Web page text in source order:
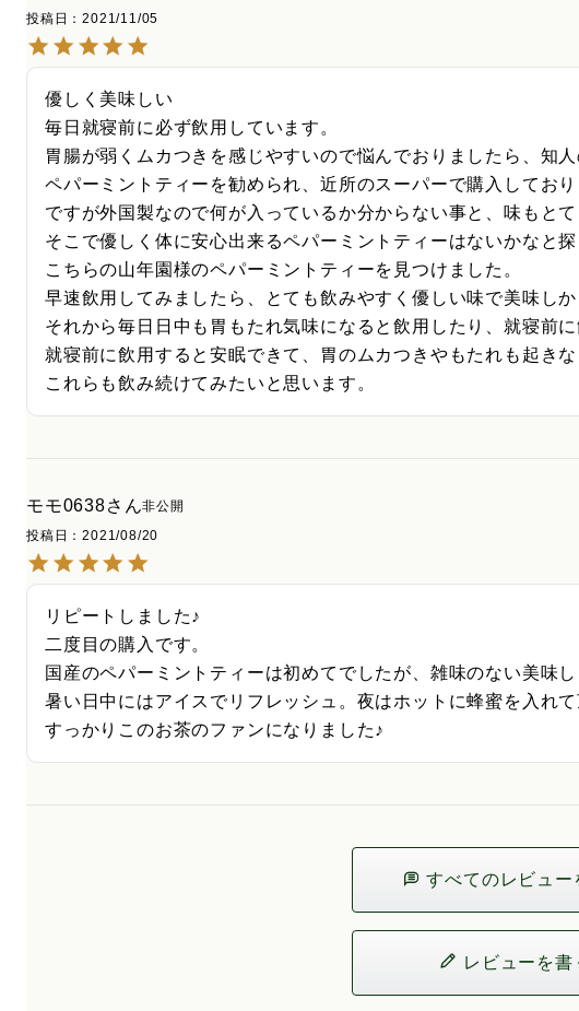
投稿日
2021/11/05
優しく美味しい
毎日就寝前に必ず飲用しています。
胃腸が弱くムカつきを感じやすいので悩んでおりましたら、知
ペパーミントティーを勧められ、近所のスーパーで購入しており
ですが外国製なので何が入っているか分からない事と、味もと
そこで優しく体に安心出来るペパーミントティーはないかなと探
こちらの山年園様のペパーミントティーを見つけました。
早速飲用してみましたら、とても飲みやすく優しい味で美味しか
それから毎日日中も胃もたれ気味になると飲用したり、就寝前
就寝前に飲用すると安眠できて、胃のムカつきやもたれも起きな
これらも飲み続けてみたいと思います。
モモ0638
非公開
投稿日
2021/08/20
リピートしました♪
二度目の購入です。
国産のペパーミントティーは初めてでしたが、雑味のない美味
暑い日中にはアイスでリフレッシュ。夜はホットに蜂蜜を入れて
すっかりこのお茶のファンになりました♪
すべてのレビュー
レビューを書